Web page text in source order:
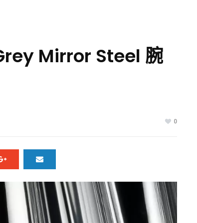
Mirror Steel 腕
0